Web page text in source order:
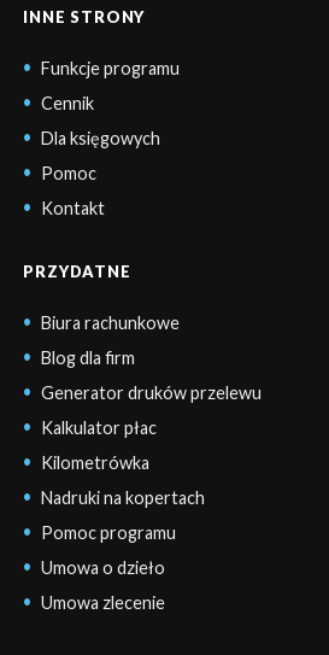
INNE STRONY
Funkcje programu
Cennik
Dla księgowych
Pomoc
Kontakt
PRZYDATNE
Biura rachunkowe
Blog dla firm
Generator druków przelewu
Kalkulator płac
Kilometrówka
Nadruki na kopertach
Pomoc programu
Umowa o dzieło
Umowa zlecenie